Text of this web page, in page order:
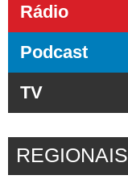
Rádio
Podcast
TV
REGIONAIS